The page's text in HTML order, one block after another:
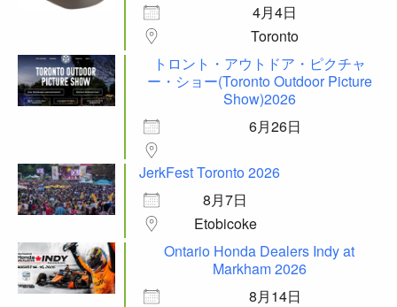
4月4日
Toronto
トロント・アウトドア・ピクチャ
ー・ショー(Toronto Outdoor Picture
Show)2026
6月26日
JerkFest Toronto 2026
8月7日
Etobicoke
Ontario Honda Dealers Indy at
Markham 2026
8月14日